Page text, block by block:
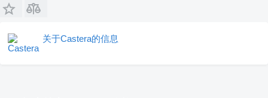
关于Castera的信息